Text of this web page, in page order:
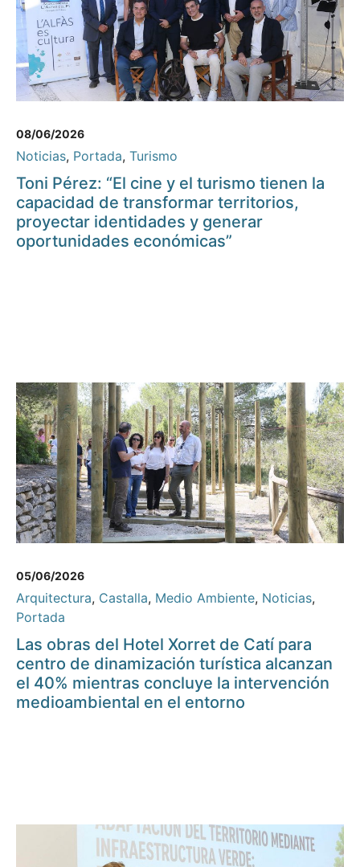
08/06/2026
Noticias, Portada, Turismo
Toni Pérez: “El cine y el turismo tienen la
capacidad de transformar territorios,
proyectar identidades y generar
oportunidades económicas”
05/06/2026
Arquitectura, Castalla, Medio Ambiente, Noticias,
Portada
Las obras del Hotel Xorret de Catí para
centro de dinamización turística alcanzan
el 40% mientras concluye la intervención
medioambiental en el entorno